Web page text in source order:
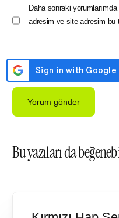
Daha sonraki
adresim ve site adresim bu
Bu yazıları da